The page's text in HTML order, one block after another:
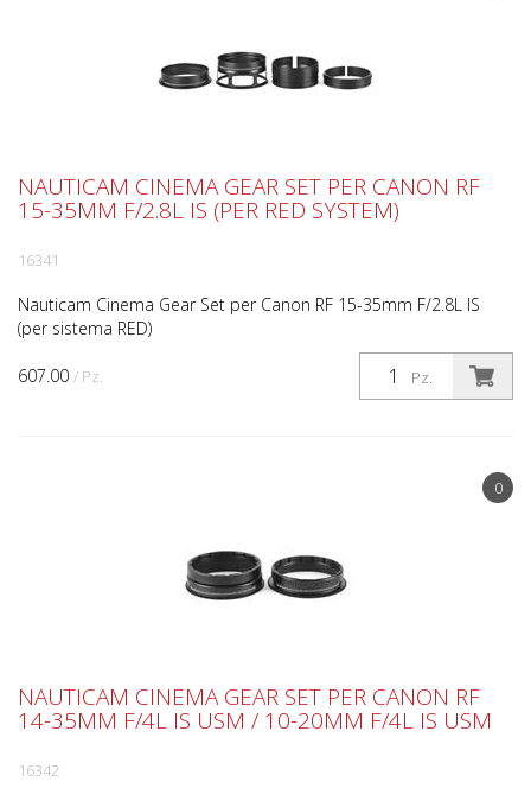
607.00 / Pz. Pz.
NAUTICAM CINEMA GEAR SET PER CANON RF
15-35MM F/2.8L IS (PER RED SYSTEM)
16341
Nauticam Cinema Gear Set per Canon RF 15-35mm F/2.8L IS
(per sistema RED)
0
NAUTICAM CINEMA GEAR SET PER CANON RF
14-35MM F/4L IS USM / 10-20MM F/4L IS USM
16342